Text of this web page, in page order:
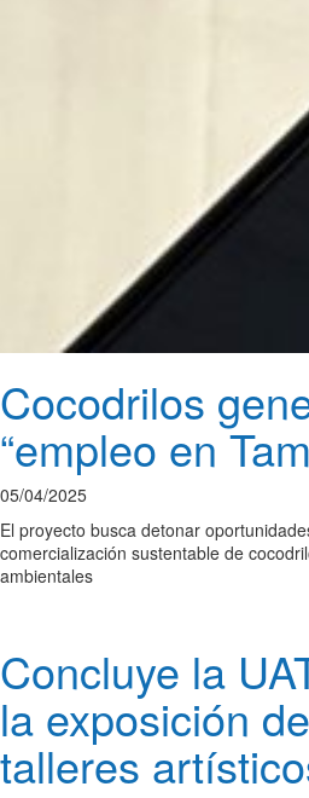
Cocodrilos
“empleo en
05/04/2025
El proyecto busca detonar
comercialización sustentable de
ambientales
Concluye la
la exposición
talleres